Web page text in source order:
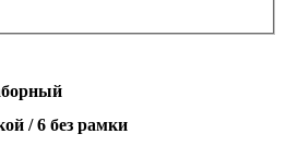
/ 6 без рамки